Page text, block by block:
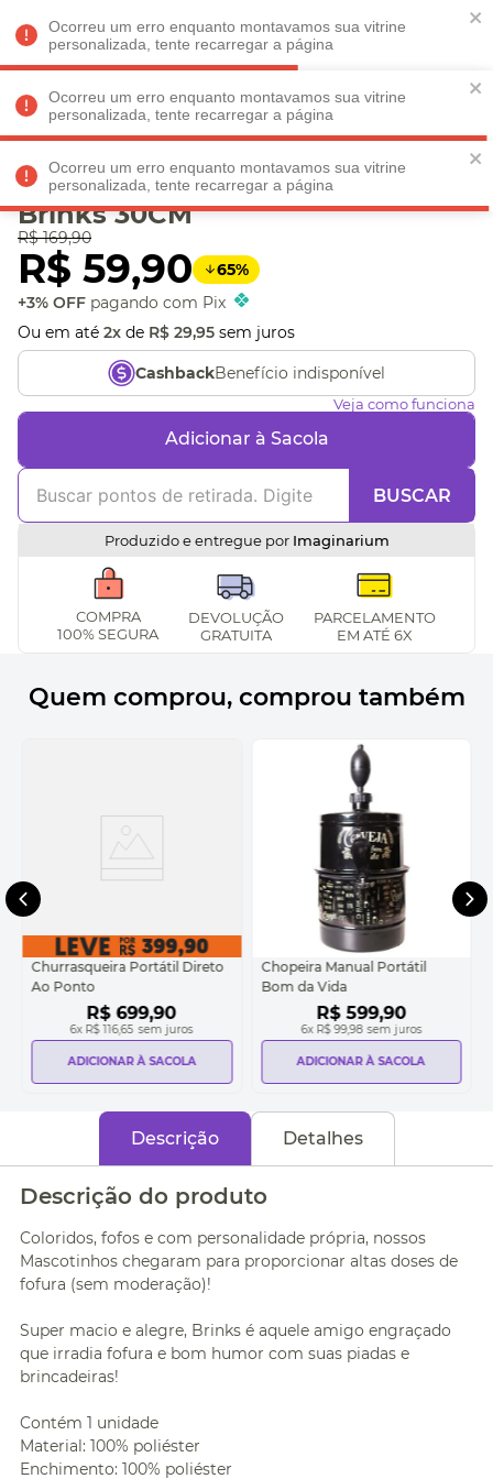
Ocorreu um erro enquanto montavamos sua vitrine
personalizada, tente recarregar a página
Ocorreu um erro enquanto montavamos sua vitrine
personalizada, tente recarregar a página
Ocorreu um erro enquanto montavamos sua vitrine
personalizada, tente recarregar a página
Faltam REGULAMENTO
Veja produtos perto de você! Informe seu CEP
Pelucia Mascotinho
Brinks 30CM
R$ 169,90
R$ 59,90 65%
+3% OFF pagando com Pix
Ou em até 2x de R$ 29,95 sem juros
CashbackBenefício indisponível
Veja como funciona
Adicionar à Sacola
BUSCAR
Produzido e entregue por Imaginarium
COMPRA
100% SEGURA
DEVOLUÇÃO
GRATUITA
PARCELAMENTO
EM ATÉ 6X
Quem comprou, comprou também
Churrasqueira Portátil Direto
Ao Ponto
R$ 699,90
6x R$ 116,65 sem juros
ADICIONAR À SACOLA
Chopeira Manual Portátil
Bom da Vida
R$ 599,90
6x R$ 99,98 sem juros
ADICIONAR À SACOLA
Descrição Detalhes
Descrição do produto
Coloridos, fofos e com personalidade própria, nossos
Mascotinhos chegaram para proporcionar altas doses de
fofura (sem moderação)!
Super macio e alegre, Brinks é aquele amigo engraçado
que irradia fofura e bom humor com suas piadas e
brincadeiras!
Contém 1 unidade
Material: 100% poliéster
Enchimento: 100% poliéster